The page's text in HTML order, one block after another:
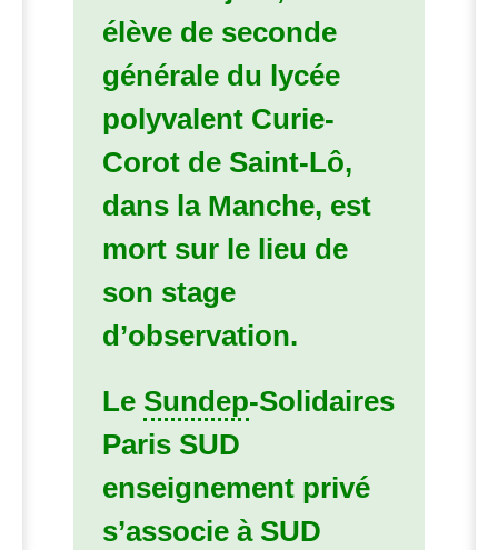
élève de seconde
générale du lycée
polyvalent Curie-
Corot de Saint-Lô,
dans la Manche, est
mort sur le lieu de
son stage
d’observation.
Le Sundep-Solidaires
Paris SUD
enseignement privé
s’associe à SUD